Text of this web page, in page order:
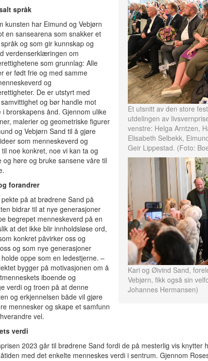
Et utsnitt av den store
utdelingen av
venstre: Helga Arntzen,
Elisabeth Selbekk,
Geir Lippestad. (Foto:
Kari og Øivind Sand,
Vebjørn, fikk også sin
Johannes Hermansen)
språk
kunsten har Eimund og Vebjørn
en sansearena som snakker et
og som gir kunnskap og
verdenserklæringen om
som grunnlag: Alle
er født frie og med samme
og
De er utstyrt med
og bør handle mot
i brorskapens ånd. Gjennom ulike
malerier og geometriske figurer
og Vebjørn Sand til å gjøre
som menneskeverd og
noe konkret, noe vi kan ta og
og høre og bruke sansene våre til
forandrer
på at brødrene Sand på
bidrar til at nye generasjoner
begrepet menneskeverd på en
at det ikke blir innholdsløse ord,
konkret påvirker oss og
og som nye generasjoner
oppe som en ledestjerne. –
bygger på motivasjonen om å
iboende og
verdi og troen på at denne
og erkjennelsen både vil gjøre
mennesker og skape et samfunn
vel.
verdi
2023 går til brødrene Sand fordi de på mesterlig vis knytter
med det enkelte menneskes verdi i sentrum. Gjennom